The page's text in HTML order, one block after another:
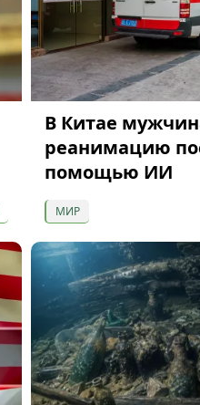
В Китае
реанимацию
помощью ИИ
МИР